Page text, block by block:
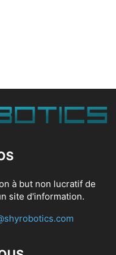
à but non lucratif de
site d'information.